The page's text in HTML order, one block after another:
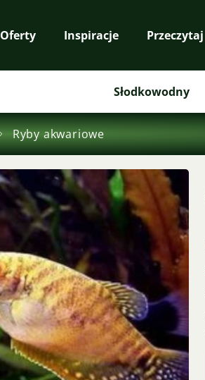
Oferty Inspiracje Przeczytaj
Słodkowodny
Ryby akwariowe